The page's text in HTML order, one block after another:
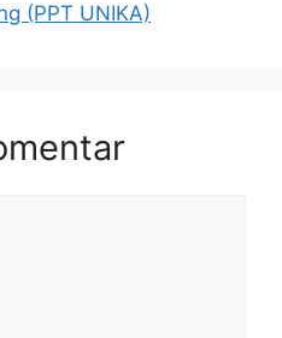
(PPT UNIKA)